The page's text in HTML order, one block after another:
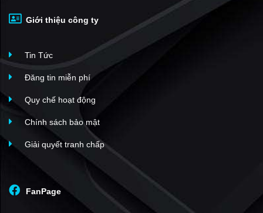
Giới thiệu công ty
Tin Tức
Đăng tin miễn phí
Quy chế hoạt động
Chính sách bảo mật
Giải quyết tranh chấp
FanPage